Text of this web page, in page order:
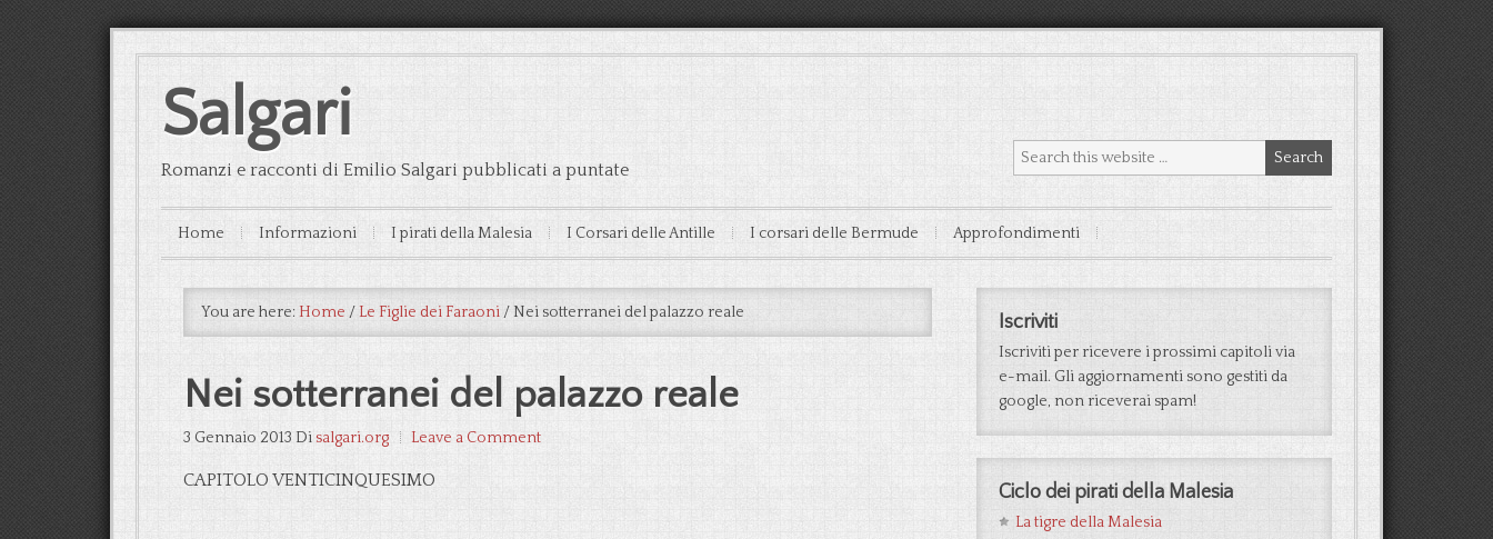
Salgari
Romanzi e racconti di Emilio Salgari pubblicati a puntate
Home Informazioni I pirati della Malesia I Corsari delle Antille I corsari delle Bermude Approfondimenti
You are here:Home /Le Figlie dei Faraoni / Nei sotterranei del palazzo reale
Nei sotterranei del palazzo reale
3 Gennaio 2013 Di salgari.org Leave a Comment
CAPITOLO VENTICINQUESIMO
Iscriviti
Iscriviti per ricevere i prossimi capitoli via
e-mail. Gli aggiornamenti sono gestiti da
google, non riceverai spam!
Ciclo dei pirati della Malesia
La tigre della Malesia